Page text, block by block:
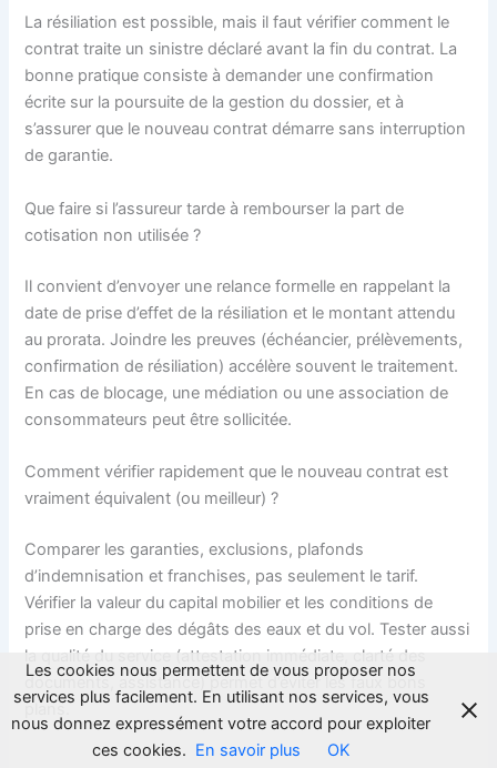
La résiliation est possible, mais il faut vérifier comment le
contrat traite un sinistre déclaré avant la fin du contrat. La
bonne pratique consiste à demander une confirmation
écrite sur la poursuite de la gestion du dossier, et à
s’assurer que le nouveau contrat démarre sans interruption
de garantie.
Que faire si l’assureur tarde à rembourser la part de
cotisation non utilisée ?
Il convient d’envoyer une relance formelle en rappelant la
date de prise d’effet de la résiliation et le montant attendu
au prorata. Joindre les preuves (échéancier, prélèvements,
confirmation de résiliation) accélère souvent le traitement.
En cas de blocage, une médiation ou une association de
consommateurs peut être sollicitée.
Comment vérifier rapidement que le nouveau contrat est
vraiment équivalent (ou meilleur) ?
Comparer les garanties, exclusions, plafonds
d’indemnisation et franchises, pas seulement le tarif.
Vérifier la valeur du capital mobilier et les conditions de
prise en charge des dégâts des eaux et du vol. Tester aussi
la qualité du service (attestation immédiate, clarté des
documents, assistance) permet d’éviter les faux bons
plans.
Les cookies nous permettent de vous proposer nos
services plus facilement. En utilisant nos services, vous
nous donnez expressément votre accord pour exploiter
ces cookies. En savoir plus OK